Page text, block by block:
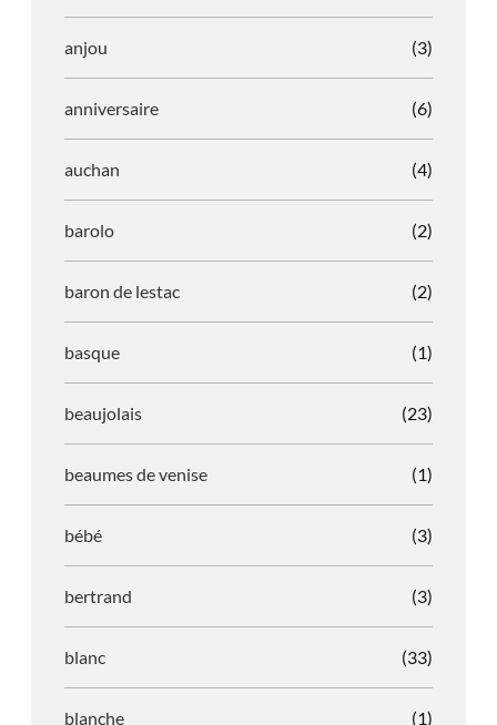
anjou (3)
anniversaire (6)
auchan (4)
barolo (2)
baron de lestac (2)
basque (1)
beaujolais (23)
beaumes de venise (1)
bébé (3)
bertrand (3)
blanc (33)
blanche (1)